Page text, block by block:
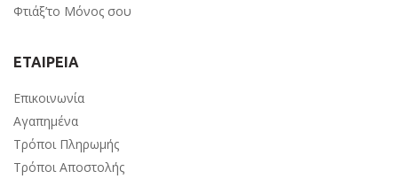
Φτιάξ’το Μόνος σου
ΕΤΑΙΡΕΙΑ
Επικοινωνία
Αγαπημένα
Τρόποι Πληρωμής
Τρόποι Αποστολής